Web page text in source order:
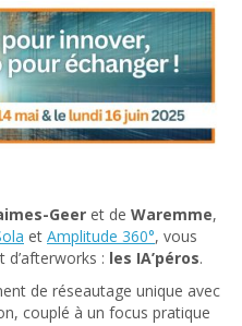
Geer et de Waremme,
et Amplitude 360°, vous
: les IA’péros.
de réseautage unique avec
couplé à un focus pratique